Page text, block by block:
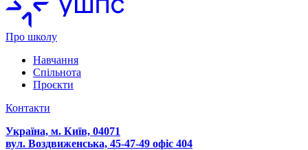
Про школу
Навчання
Спільнота
Проєкти
Контакти
Україна, м. Київ, 04071
вул. Воздвиженська, 45-47-49 офіс 404